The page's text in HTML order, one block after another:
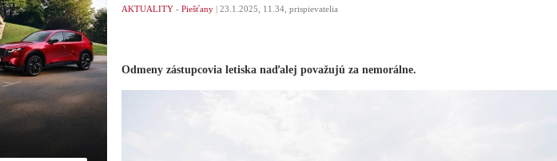
AKTUALITY - Piešťany | 23.1.2025, 11.34, prispievatelia
Odmeny zástupcovia letiska naďalej považujú za nemorálne.